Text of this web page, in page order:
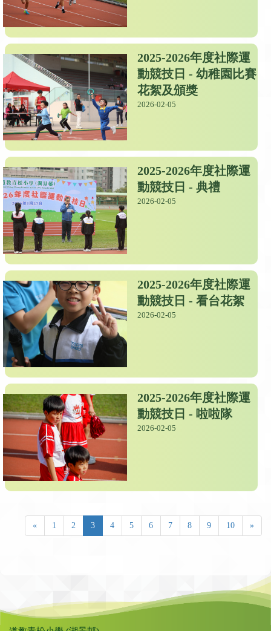
2025-2026年度社際運
動競技日 - 幼稚園比賽
花絮及頒獎
2026-02-05
2025-2026年度社際運
動競技日 - 典禮
2026-02-05
2025-2026年度社際運
動競技日 - 看台花絮
2026-02-05
2025-2026年度社際運
動競技日 - 啦啦隊
2026-02-05
« 1 2 3 4 5 6 7 8 9 10 »